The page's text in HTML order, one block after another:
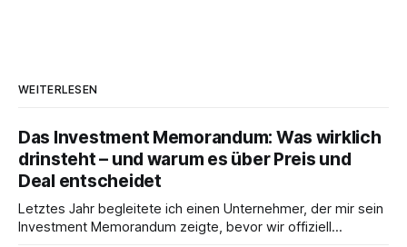
WEITERLESEN
Das Investment Memorandum: Was wirklich
drinsteht – und warum es über Preis und
Deal entscheidet
Letztes Jahr begleitete ich einen Unternehmer, der mir sein
Investment Memorandum zeigte, bevor wir offiziell